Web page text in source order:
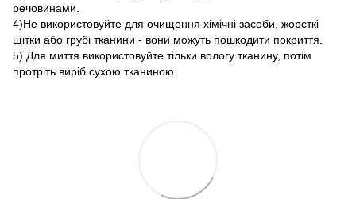
речовинами.
4)Не використовуйте для очищення хімічні засоби, жорсткі
щітки або грубі тканини - вони можуть пошкодити покриття.
5) Для миття використовуйте тільки вологу тканину, потім
протріть виріб сухою тканиною.